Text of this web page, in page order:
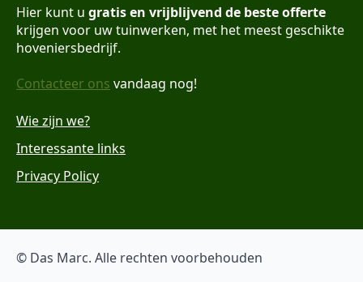
Hier kunt u gratis en vrijblijvend de beste offerte
krijgen voor uw tuinwerken, met het meest geschikte
hoveniersbedrijf.
Contacteer ons vandaag nog!
Wie zijn we?
Interessante links
Privacy Policy
© Das Marc. Alle rechten voorbehouden